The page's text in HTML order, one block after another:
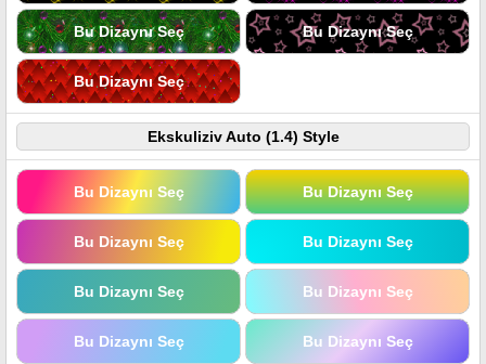
Bu Dizaynı Seç Bu Dizaynı Seç
Bu Dizaynı Seç
Ekskuliziv Auto (1.4) Style
Bu Dizaynı Seç Bu Dizaynı Seç
Bu Dizaynı Seç Bu Dizaynı Seç
Bu Dizaynı Seç Bu Dizaynı Seç
Bu Dizaynı Seç Bu Dizaynı Seç